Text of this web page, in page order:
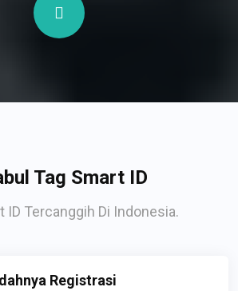
Tag Smart ID
ID Tercanggih Di Indonesia.
Registrasi